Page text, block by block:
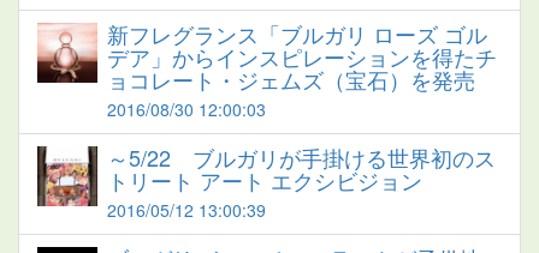
新フレグランス「ブルガリ ローズ ゴル
デア」からインスピレーションを得たチ
ョコレート・ジェムズ（宝石）を発売
2016/08/30 12:00:03
～5/22 ブルガリが手掛ける世界初のス
トリート アート エクシビジョン
2016/05/12 13:00:39